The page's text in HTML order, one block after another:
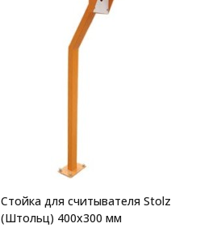
Стойка для считывателя Stolz
(Штольц) 400х300 мм